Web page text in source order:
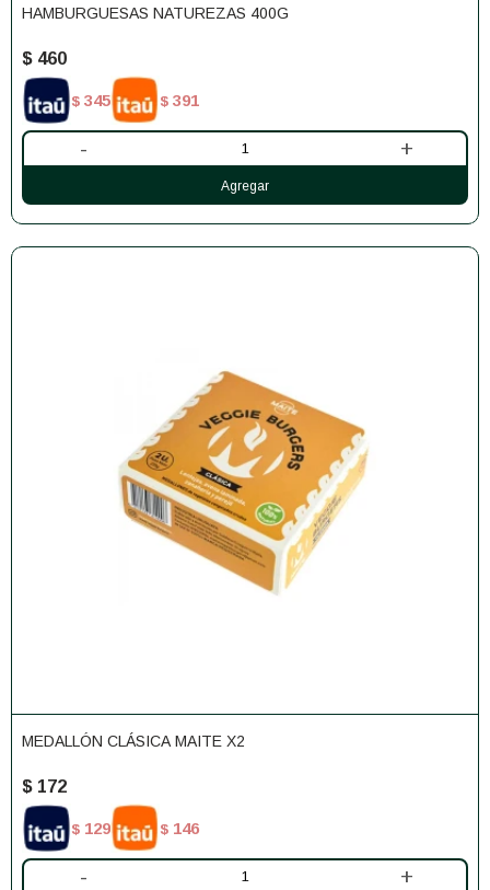
HAMBURGUESAS NATUREZAS 400G
$ 460
$ 345 $ 391
- +
MEDALLÓN CLÁSICA MAITE X2
$ 172
$ 129 $ 146
- +